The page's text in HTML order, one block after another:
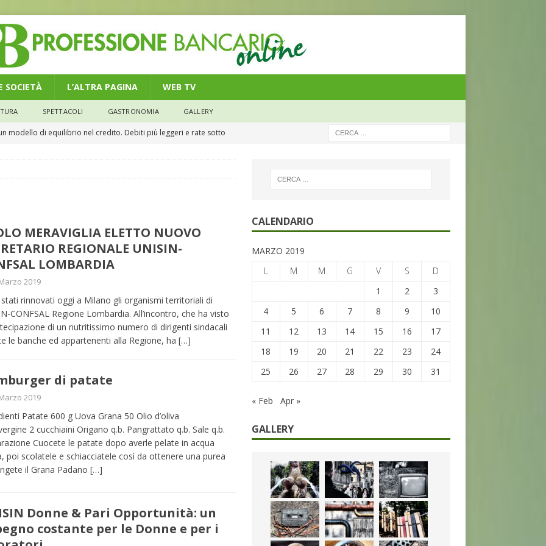
SOCIETÀ L’ALTRA PAGINA WEB TV
SPETTACOLI GASTRONOMIA GALLERY
modello di equilibrio nel credito. Debiti più leggeri e rate sotto
in denaro, ma anche i benefit aziendali
DIRITTI E SOCIETÀ
non cedono al tempo: i 46 anni della strage di Bologna
MERAVIGLIA ELETTO NUOVO
REGIONALE UNISIN-
LOMBARDIA
2019
rinnovati oggi a Milano gli organismi territoriali di
CONFSAL Regione Lombardia. All’incontro, che ha visto
di un nutritissimo numero di dirigenti sindacali
le banche ed appartenenti alla Regione, ha […]
di patate
2019
Patate 600 g Uova Grana 50 Olio d’oliva
2 cucchiaini Origano q.b. Pangrattato q.b. Sale q.b.
Cuocete le patate dopo averle pelate in acqua
poi scolatele e schiacciatele così da ottenere una purea
il Grana Padano […]
Donne & Pari Opportunità: un
costante per le Donne e per i
CALENDARIO
MARZO 2019
L
M M G V S
D
1
2
3
4
5 6 7 8 9
10
11
12 13 14 15 16
17
18
19 20 21 22 23
24
25
26 27 28 29 30 31
« Feb Apr »
GALLERY